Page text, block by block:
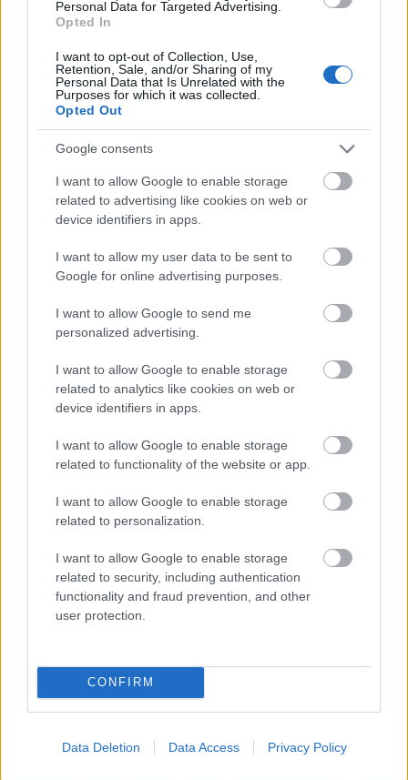
Personal Data for Targeted Advertising.
Opted In
I want to opt-out of Collection, Use,
Retention, Sale, and/or Sharing of my
Personal Data that Is Unrelated with the
Purposes for which it was collected.
Opted Out
Google consents
I want to allow Google to enable storage
related to advertising like cookies on web or
device identifiers in apps.
I want to allow my user data to be sent to
Google for online advertising purposes.
I want to allow Google to send me
personalized advertising.
I want to allow Google to enable storage
related to analytics like cookies on web or
device identifiers in apps.
I want to allow Google to enable storage
related to functionality of the website or app.
I want to allow Google to enable storage
related to personalization.
I want to allow Google to enable storage
related to security, including authentication
functionality and fraud prevention, and other
user protection.
CONFIRM
Data Deletion Data Access Privacy Policy
Ποιοι δικαιούνται σύνταξη 409 ευρώ χωρίς ένσημα
Το X πληρώνει πλέον μόνο για πρωτότυπο περιεχόμενο